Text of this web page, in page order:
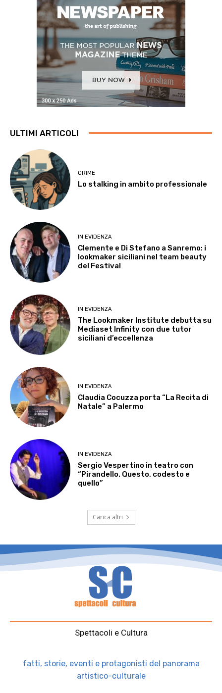
ULTIMI ARTICOLI
CRIME
Lo stalking in ambito professionale
IN EVIDENZA
Clemente e Di Stefano a Sanremo: i
lookmaker siciliani nel team beauty
del Festival
IN EVIDENZA
The Lookmaker Institute debutta su
Mediaset Infinity con due tutor
siciliani d’eccellenza
IN EVIDENZA
Claudia Cocuzza porta “La Recita di
Natale” a Palermo
IN EVIDENZA
Sergio Vespertino in teatro con
“Pirandello. Questo, codesto e
quello”
Carica altri
Spettacoli e Cultura
fatti, storie, eventi e protagonisti del panorama
artistico-culturale